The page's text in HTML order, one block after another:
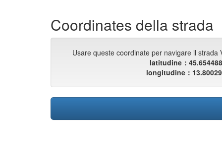
Coordinates della strada
Usare queste coordinate per navigare il strada
latitudine：
longitudine：